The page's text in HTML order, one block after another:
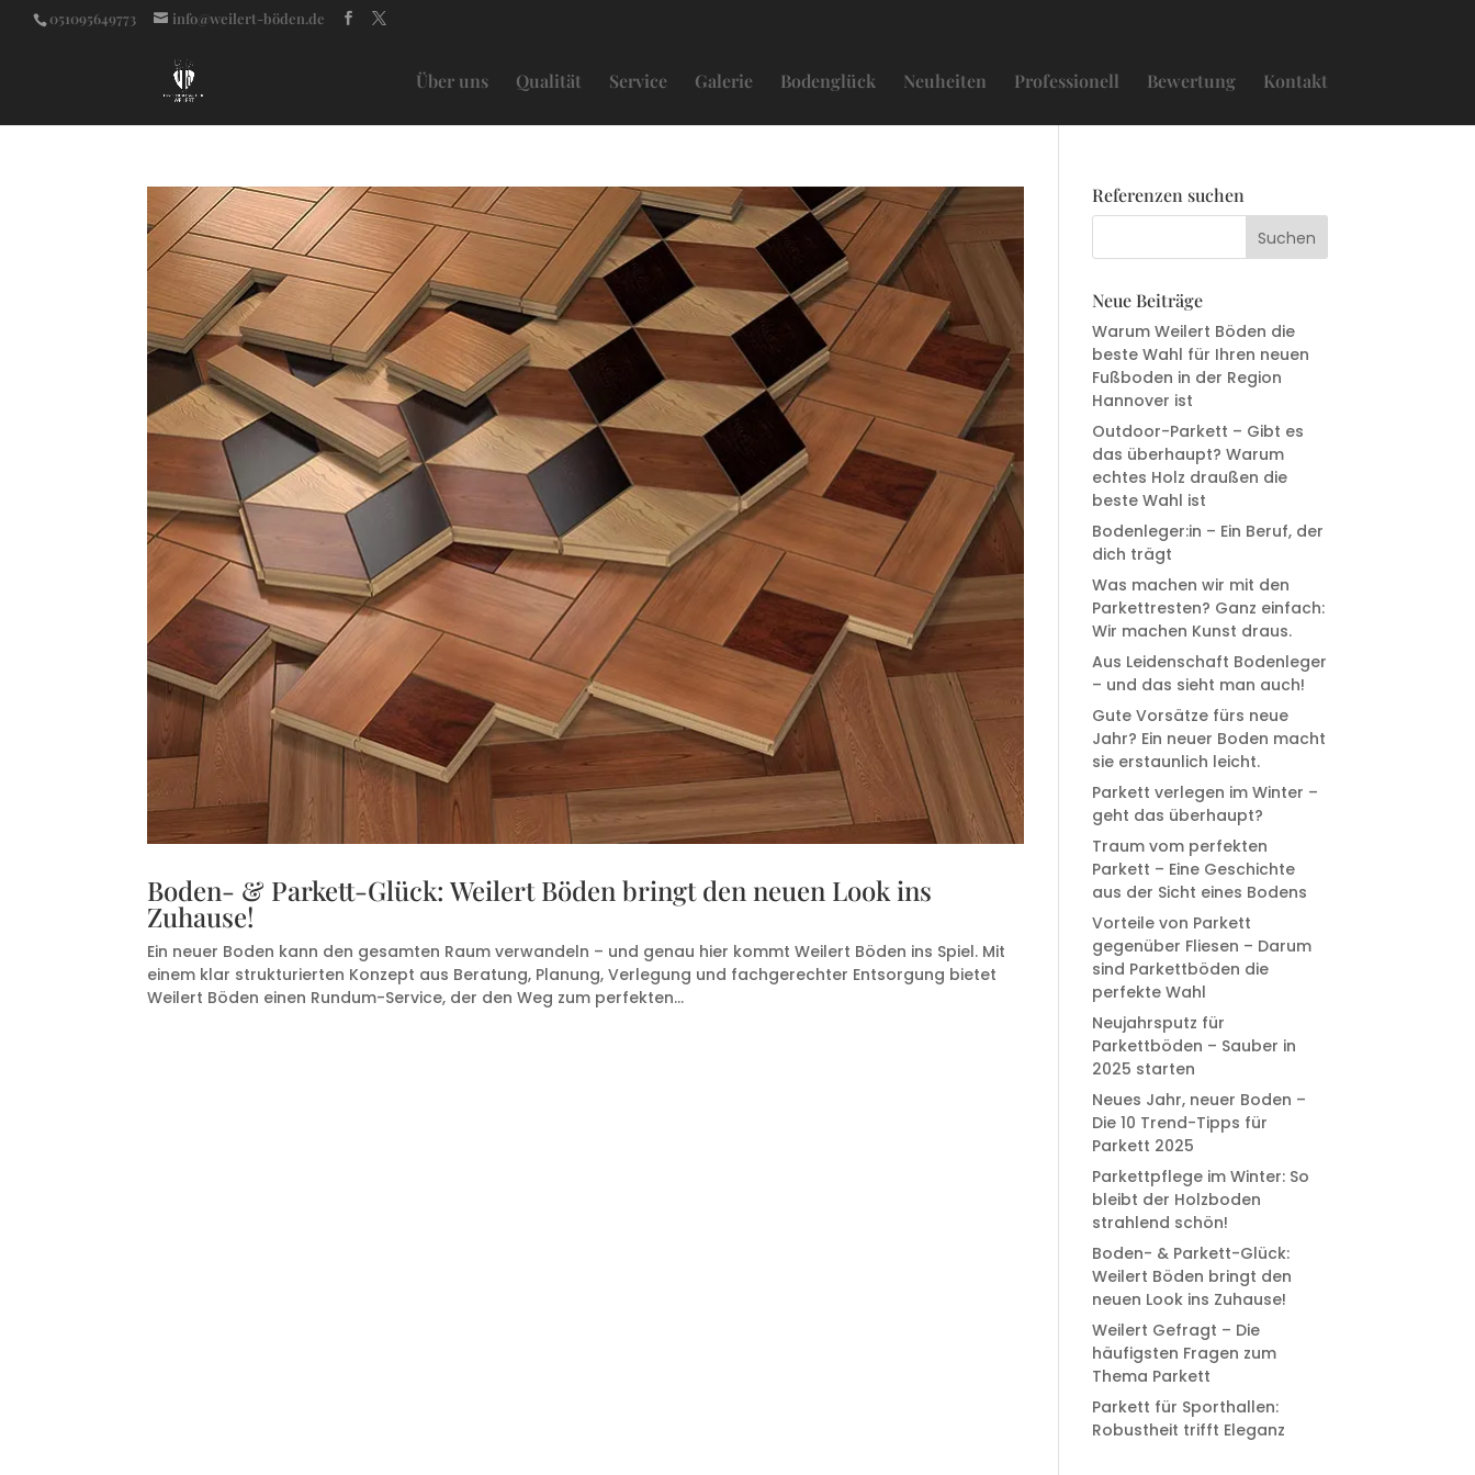
051095649773 info@weilert-böden.de
Über uns Qualität Service Galerie Bodenglück Neuheiten Professionell Bewertung Kontakt
Boden- & Parkett-Glück: Weilert Böden bringt den neuen Look ins
Zuhause!
Ein neuer Boden kann den gesamten Raum verwandeln – und genau hier kommt Weilert Böden ins Spiel. Mit
einem klar strukturierten Konzept aus Beratung, Planung, Verlegung und fachgerechter Entsorgung bietet
Weilert Böden einen Rundum-Service, der den Weg zum perfekten...
Referenzen suchen
Neue Beiträge
Warum Weilert Böden die
beste Wahl für Ihren neuen
Fußboden in der Region
Hannover ist
Outdoor-Parkett – Gibt es
das überhaupt? Warum
echtes Holz draußen die
beste Wahl ist
Bodenleger:in – Ein Beruf, der
dich trägt
Was machen wir mit den
Parkettresten? Ganz einfach:
Wir machen Kunst draus.
Aus Leidenschaft Bodenleger
– und das sieht man auch!
Gute Vorsätze fürs neue
Jahr? Ein neuer Boden macht
sie erstaunlich leicht.
Parkett verlegen im Winter –
geht das überhaupt?
Traum vom perfekten
Parkett – Eine Geschichte
aus der Sicht eines Bodens
Vorteile von Parkett
gegenüber Fliesen – Darum
sind Parkettböden die
perfekte Wahl
Neujahrsputz für
Parkettböden – Sauber in
2025 starten
Neues Jahr, neuer Boden –
Die 10 Trend-Tipps für
Parkett 2025
Parkettpflege im Winter: So
bleibt der Holzboden
strahlend schön!
Boden- & Parkett-Glück:
Weilert Böden bringt den
neuen Look ins Zuhause!
Weilert Gefragt – Die
häufigsten Fragen zum
Thema Parkett
Parkett für Sporthallen:
Robustheit trifft Eleganz